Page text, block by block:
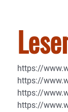
https://
https://
https://
https://